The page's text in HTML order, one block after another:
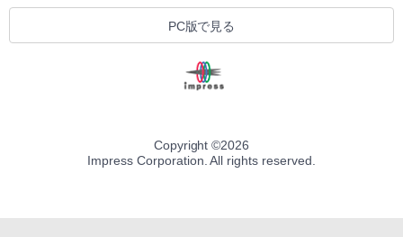
【限定バーチャルアイテムを含む】 【オ
ンラインゲームコード】 ロブロックス |
オンラインコード版
ードウェア・市販ソフトウェアのパーフ
ェクトリストと最新エミュレータ紹介
￥31,980
New Amazon Kindle Scribe Colorsoft |
11インチカラーディスプレイ、64GBスト
き、グラファイト
￥115,980
PC版で見る
Copyright ©2026
Impress Corporation. All rights reserved.